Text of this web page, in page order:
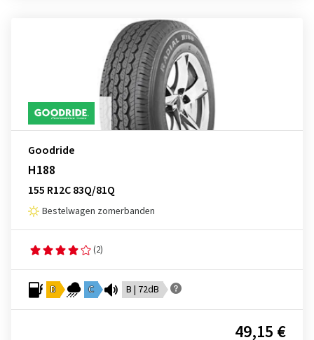
Goodride
H188
155 R12C 83Q/81Q
Bestelwagen zomerbanden
(2)
D C B | 72dB
49,15 €